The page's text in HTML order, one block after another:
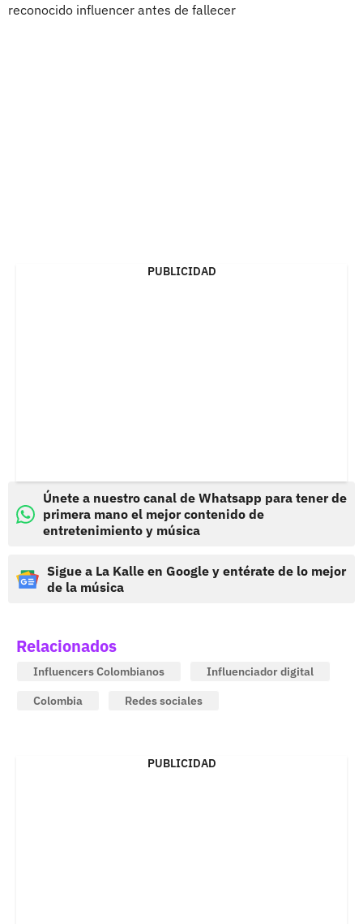
reconocido influencer antes de fallecer
PUBLICIDAD
Únete a nuestro canal de Whatsapp para tener de
primera mano el mejor contenido de
entretenimiento y música
Sigue a La Kalle en Google y entérate de lo mejor
de la música
Relacionados
Influencers Colombianos
Influenciador digital
Colombia
Redes sociales
PUBLICIDAD